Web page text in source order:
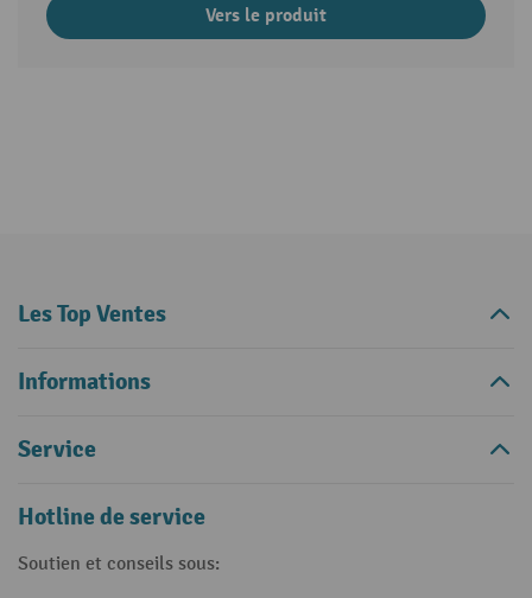
Vers le produit
Les Top Ventes
Informations
Service
Hotline de service
Soutien et conseils sous: